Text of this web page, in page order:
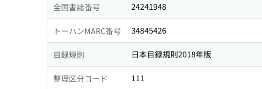
全国書誌番号 24241948
トーハンMARC番号 34845426
目録規則 日本目録規則2018年版
整理区分コード 111